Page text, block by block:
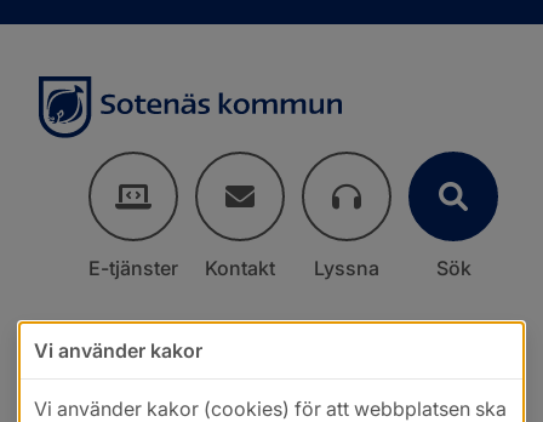
E-tjänster Kontakt Lyssna Sök
Vi använder kakor
Vi använder kakor (cookies) för att webbplatsen ska